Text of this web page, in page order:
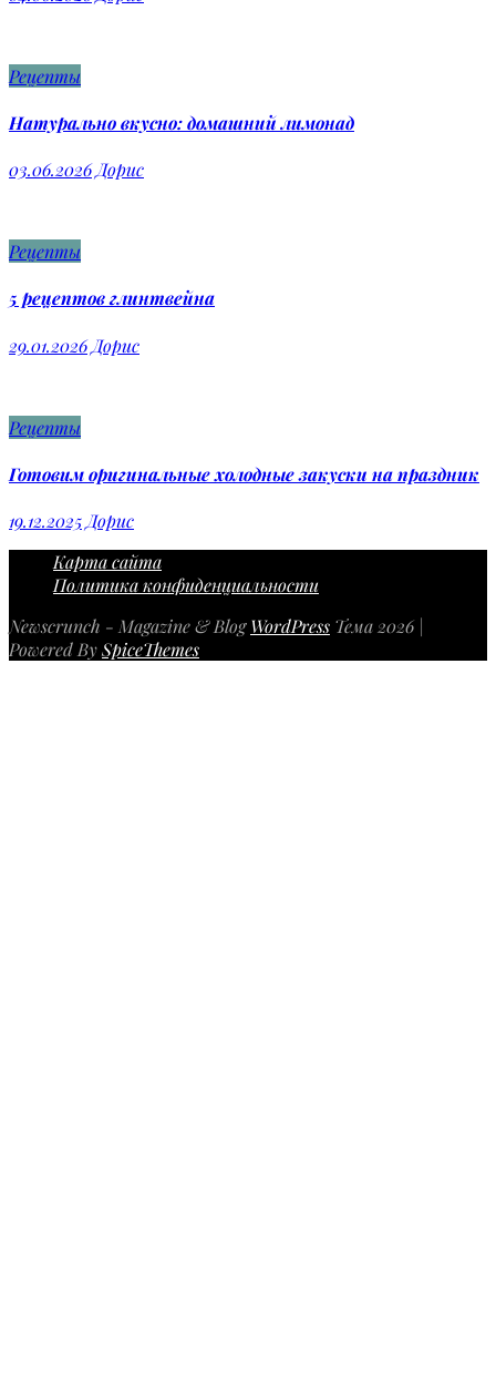
Рецепты
Натурально вкусно: домашний лимонад
03.06.2026 Дорис
Рецепты
5 рецептов глинтвейна
29.01.2026 Дорис
Рецепты
Готовим оригинальные холодные закуски на праздник
19.12.2025 Дорис
Карта сайта
Политика конфиденциальности
Newscrunch - Magazine & BlogWordPress Тема 2026 |
Powered BySpiceThemes